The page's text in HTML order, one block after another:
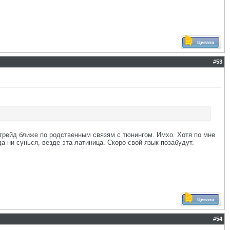
#53
ближе по родственным связям с тюнингом. Имхо. Хотя по мне
сунься, везде эта латиница. Скоро свой язык позабудут.
#54